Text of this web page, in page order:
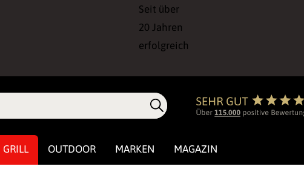
Seit über
20 Jahren
erfolgreich
GRILL OUTDOOR MARKEN MAGAZIN